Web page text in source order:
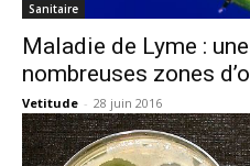
Sanitaire
Maladie de Lyme :
nombreuses zones
Vetitude - 28 juin 2016